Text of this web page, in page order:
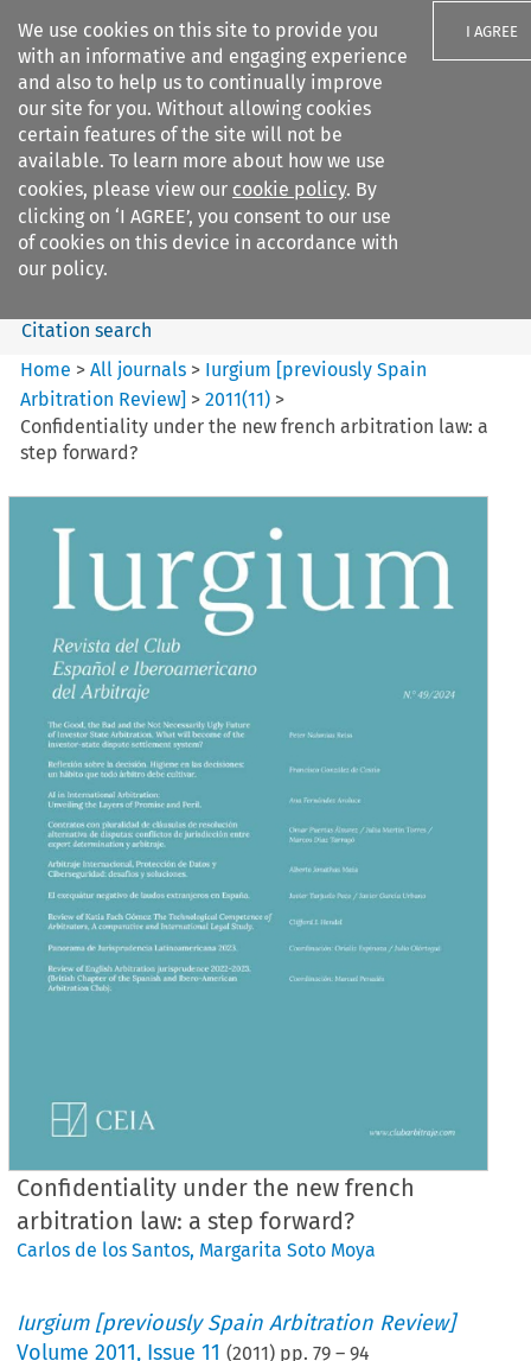
We use cookies on this site to provide you
with an informative and engaging experience
and also to help us to continually improve
our site for you. Without allowing cookies
certain features of the site will not be
available. To learn more about how we use
cookies, please view our cookie policy. By
clicking on ‘I AGREE’, you consent to our use
of cookies on this device in accordance with
our policy.
I AGREE
Search filters
Iurgium %5Bpreviously Spain
Arbitration ...
Search content
Citation search
Home >All journals > Iurgium [previously Spain
Arbitration Review] >2011(11) >
Confidentiality under the new french arbitration law: a
step forward?
Confidentiality under the new french
arbitration law: a step forward?
Carlos de los Santos, Margarita Soto Moya
Iurgium [previously Spain Arbitration Review]
Volume2011, Issue 11 (2011) pp.79 –94